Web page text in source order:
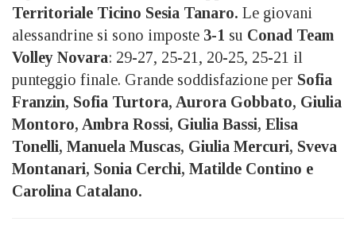
Territoriale Ticino Sesia Tanaro. Le giovani
alessandrine si sono imposte 3-1 su Conad Team
Volley Novara: 29-27, 25-21, 20-25, 25-21 il
punteggio finale. Grande soddisfazione per Sofia
Franzin, Sofia Turtora, Aurora Gobbato, Giulia
Montoro, Ambra Rossi, Giulia Bassi, Elisa
Tonelli, Manuela Muscas, Giulia Mercuri, Sveva
Montanari, Sonia Cerchi, Matilde Contino e
Carolina Catalano.